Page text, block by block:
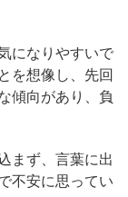
になりやすいで
を想像し、先回
傾向があり、負
まず、言葉に出
不安に思ってい